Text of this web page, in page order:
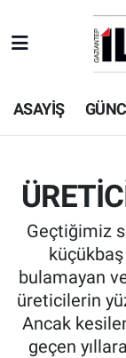
ASAYİŞ
Geçtiğimiz
bulamayan
üreticilerin
Ancak
geçen
EKONOMİ
SİYASET
SPOR
ASAYİŞ
EĞİTİM
Beyoğlu
Beyoğlu
Süper Lig
Tüm
Son
Haber